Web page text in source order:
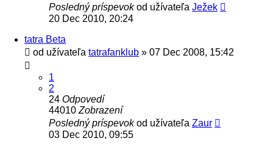
Posledný príspevokod užívateľa Ježek
20 Dec 2010, 20:24
tatra Beta
od užívateľa tatrafanklub » 07 Dec 2008, 15:42
1
2
24 Odpovedí
44010 Zobrazení
Posledný príspevokod užívateľa Zaur
03 Dec 2010, 09:55